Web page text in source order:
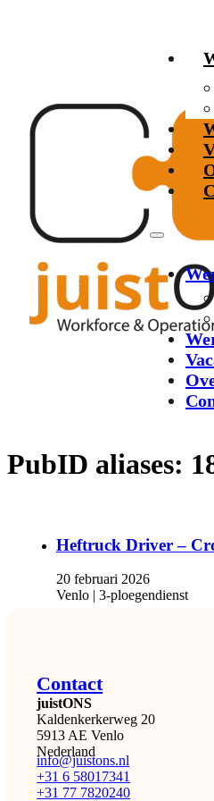
PubID aliases:
Heftruck Driver –
20 februari 2026
Venlo | 3-ploegendienst
Contact
juistONS
Kaldenkerkerweg 20
5913 AE Venlo
Nederland
info@juistons.nl
+31 6 58017341
+31 77 7820240